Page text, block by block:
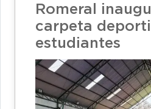
Romeral
carpeta
estudiantes